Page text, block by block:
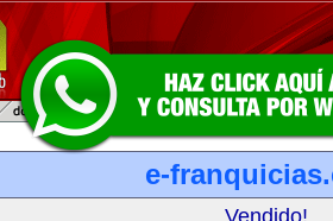
e-
Vendido!